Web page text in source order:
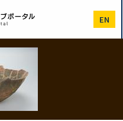
EN